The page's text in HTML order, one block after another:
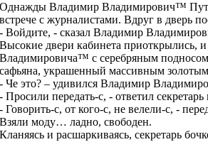
Однажды Владимир Владимирович™
встрече с журналистами. Вдруг в дверь
- Войдите, - сказал Владимир
Высокие двери кабинета приоткрылись,
Владимировича™ с серебряным
сафьяна, украшенный массивным
- Че это? – удивился Владимир
- Просили передать-с, - ответил
- Говорить-с, от кого-с, не велели-с, -
Взяли моду… ладно, свободен.
Кланяясь и расшаркиваясь, секретарь